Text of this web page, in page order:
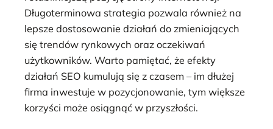
Długoterminowa strategia pozwala również na
lepsze dostosowanie działań do zmieniających
się trendów rynkowych oraz oczekiwań
użytkowników. Warto pamiętać, że efekty
działań SEO kumulują się z czasem – im dłużej
firma inwestuje w pozycjonowanie, tym większe
korzyści może osiągnąć w przyszłości.